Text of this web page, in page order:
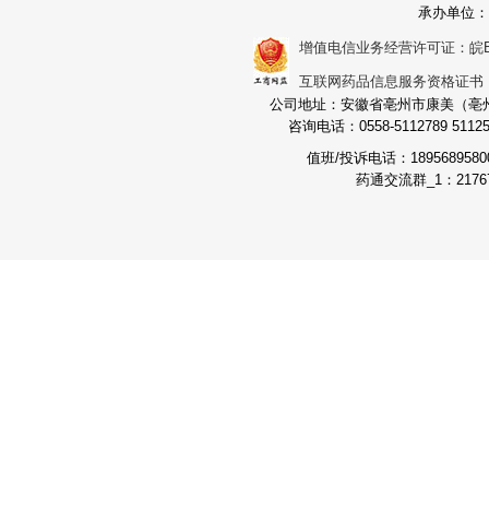
承办单位
增值电信业务经营许可证：皖
互联网药品信息服务资格证
公司地址：安徽省亳州市康美（
咨询电话：0558-5112789
值班/投诉电话：
药通交流群_1：